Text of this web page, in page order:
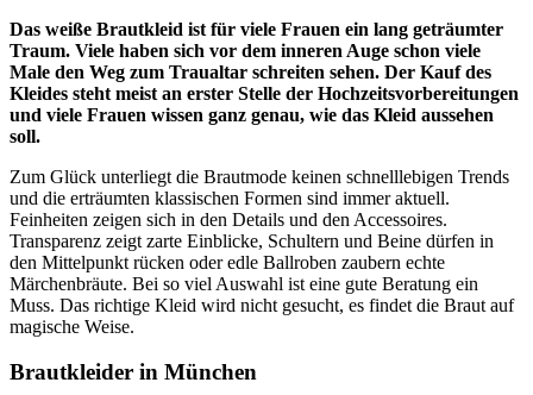
Das weiße Brautkleid ist für viele Frauen ein lang geträumter
Traum. Viele haben sich vor dem inneren Auge schon viele
Male den Weg zum Traualtar schreiten sehen. Der Kauf des
Kleides steht meist an erster Stelle der Hochzeitsvorbereitungen
und viele Frauen wissen ganz genau, wie das Kleid aussehen
soll.
Zum Glück unterliegt die Brautmode keinen schnelllebigen Trends
und die erträumten klassischen Formen sind immer aktuell.
Feinheiten zeigen sich in den Details und den Accessoires.
Transparenz zeigt zarte Einblicke, Schultern und Beine dürfen in
den Mittelpunkt rücken oder edle Ballroben zaubern echte
Märchenbräute. Bei so viel Auswahl ist eine gute Beratung ein
Muss. Das richtige Kleid wird nicht gesucht, es findet die Braut auf
magische Weise.
Brautkleider in München